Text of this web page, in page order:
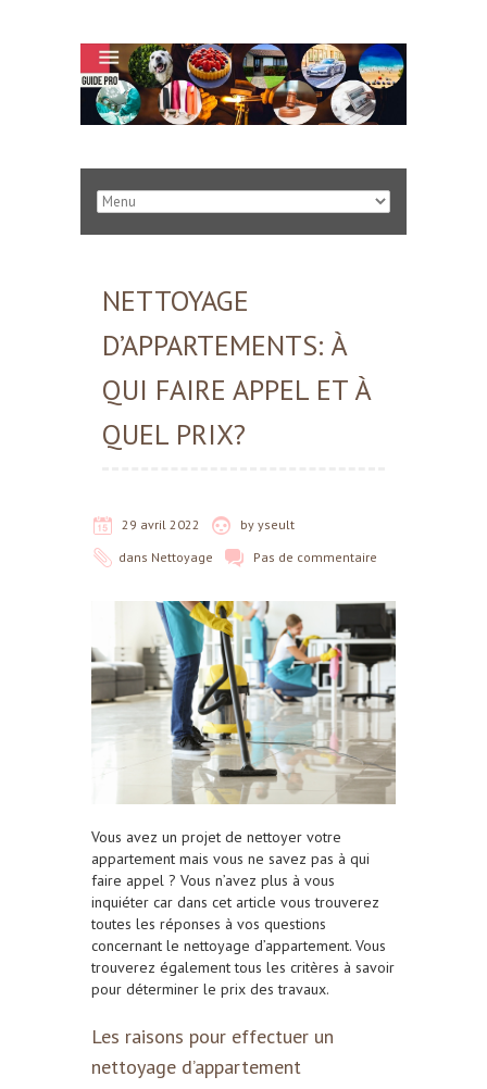
NETTOYAGE
D’APPARTEMENTS: À
QUI FAIRE APPEL ET À
QUEL PRIX?
29 avril 2022 by yseult
dans Nettoyage Pas de commentaire
Vous avez un projet de nettoyer votre
appartement mais vous ne savez pas à qui
faire appel ? Vous n’avez plus à vous
inquiéter car dans cet article vous trouverez
toutes les réponses à vos questions
concernant le nettoyage d’appartement. Vous
trouverez également tous les critères à savoir
pour déterminer le prix des travaux.
Les raisons pour effectuer un
nettoyage d’appartement